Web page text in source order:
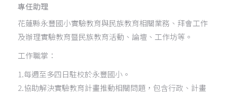
專任助理
花蓮縣永豐國小實驗教育與民族教育相關業務、拜會工作
及辦理實驗教育暨民族教育活動、論壇、工作坊等。
工作職掌：
1.每週至多四日駐校於永豐國小。
2.協助解決實驗教育計畫推動相關問題，包含行政、計畫